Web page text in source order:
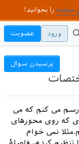
سایت را بخوانید!
ورود عضویت
پرسیدن سوال
رسم می کنم که می
که روی محورهای
نمی خوام